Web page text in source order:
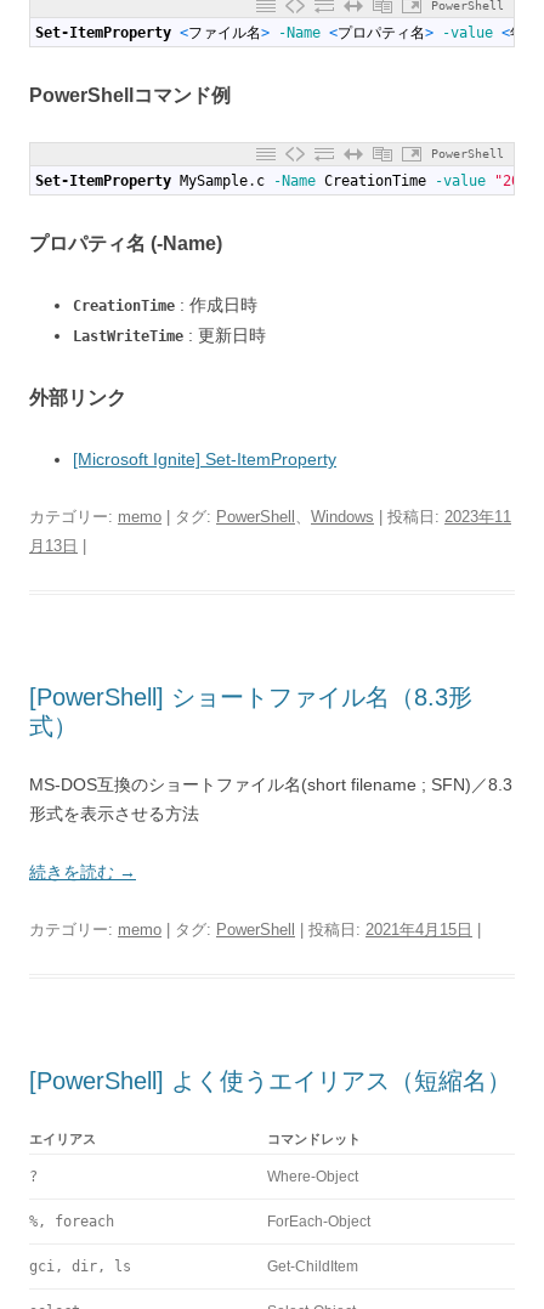
PowerShell
Set-ItemProperty <ファイル名> -Name <プロパティ名> -value <年月
PowerShellコマンド例
PowerShell
Set-ItemProperty MySample. c -Name CreationTime -value
プロパティ名 (-Name)
CreationTime : 作成日時
LastWriteTime : 更新日時
外部リンク
[Microsoft Ignite] Set-ItemProperty
カテゴリー: memo | タグ: PowerShell 、 Windows | 投稿日: 2023年11
月13日
[PowerShell] ショートファイル名（8.3形
式）
MS-DOS互換のショートファイル名(short filename ; SFN)／8.3
形式を表示させる方法
続きを読む →
カテゴリー: memo | タグ: PowerShell | 投稿日: 2021年4月15日
[PowerShell] よく使うエイリアス（短縮名）
エイリアス コマンドレット
? Where-Object
%, foreach ForEach-Object
gci, dir, ls Get-ChildItem